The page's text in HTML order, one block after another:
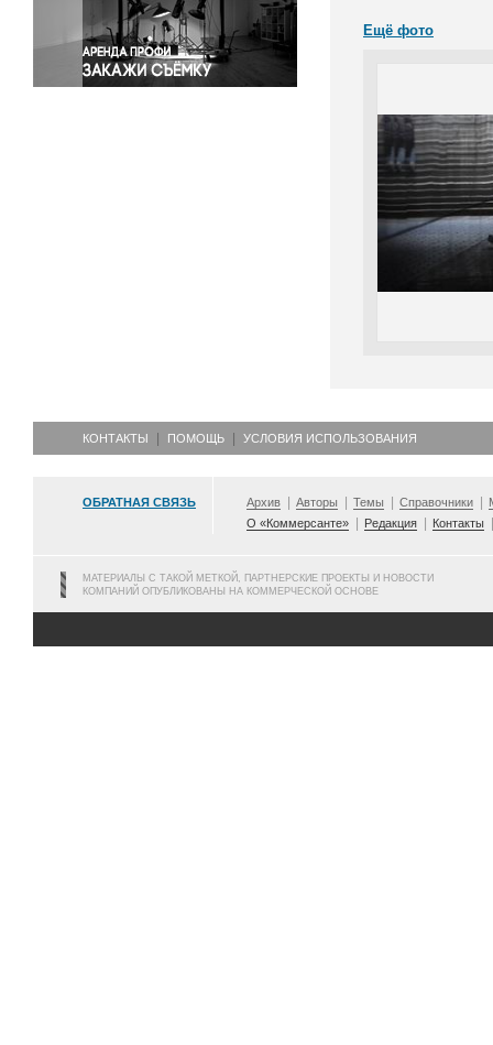
Экология
Экономика и бизнес
Ещё фото
КОНТАКТЫ ПОМОЩЬ УСЛОВИЯ ИСПОЛЬЗОВАНИЯ
ОБРАТНАЯ СВЯЗЬ Архив Авторы Темы Справочники
О «Коммерсанте»
Редакция Контакты
МАТЕРИАЛЫ С ТАКОЙ МЕТКОЙ, ПАРТНЕРСКИЕ ПРОЕКТЫ И НОВОСТИ
КОМПАНИЙ ОПУБЛИКОВАНЫ НА КОММЕРЧЕСКОЙ ОСНОВЕ